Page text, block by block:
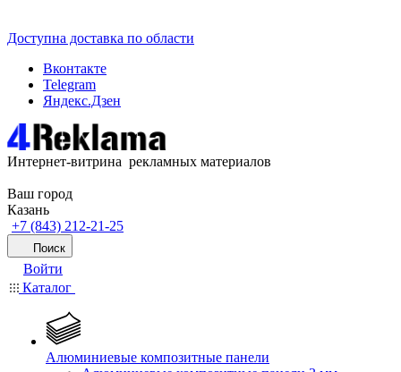
Доступна доставка по области
Вконтакте
Telegram
Яндекс.Дзен
Интернет-витрина рекламных материалов
Ваш город
Казань
+7 (843) 212-21-25
Поиск
Войти
Каталог
Алюминиевые композитные панели